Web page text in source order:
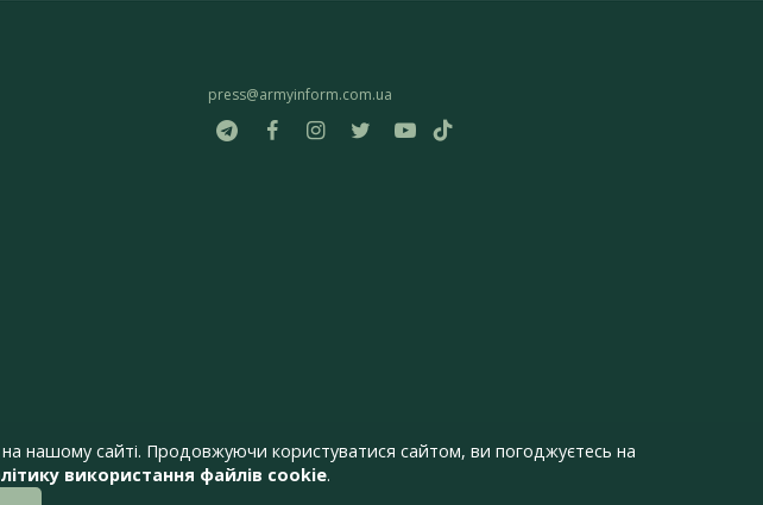
press@armyinform.com.ua
сайті. Продовжуючи користуватися сайтом, ви погоджуєтесь на
використання файлів cookie.